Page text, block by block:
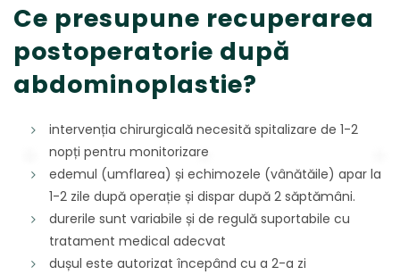
Ce presupune recuperarea
postoperatorie după
abdominoplastie?
intervenția chirurgicală necesită spitalizare de 1-2
nopți pentru monitorizare
edemul (umflarea) și echimozele (vânătăile) apar la
1-2 zile după operație și dispar după 2 săptămâni.
durerile sunt variabile și de regulă suportabile cu
tratament medical adecvat
dușul este autorizat începând cu a 2-a zi